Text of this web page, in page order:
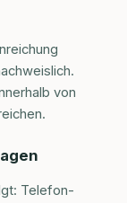
von
Telefon-